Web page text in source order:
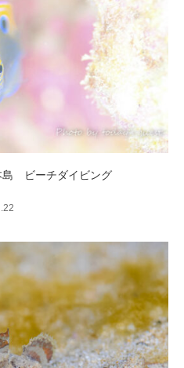
島 ビーチダイビング